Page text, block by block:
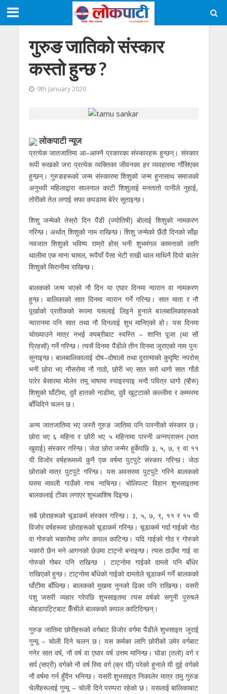
गुरुङ जातिको संस्कार
कस्ताे हुन्छ ?
9th January 2020
लाेकपाटी न्यूज
प्रत्येक जातजातिमा आ–आफ्नै प्रकारका संस्कारहरू हुन्छन्। संस्कार
रूपी रूखको जरा प्रत्येक व्यक्तिका जीवनका हर व्यवहारमा गाँसिएका
हुन्छन्। गुरुङहरूको जन्म संस्कारमा शिशुको जन्म हुनासाथ समाजको
अनुभवी महिलाद्वारा सालनाल काटी शिशुलाई मनतातो पानीले नुहाई,
तोरीको तेल लगाई सफा कपडामा बेरेर सुताइन्छ।
शिशु जन्मेको तेस्रो दिन पैंडी (ज्योतिषी) बोलाई शिशुको नामकरण
गरिन्छ। अर्थात् शिशुको नाम राखिन्छ। शिशु जन्मेको छैंठौ दिनको साँझ
नवजात शिशुको भविष्य राम्रो होस् भनी शुभमंगल कामनाको लागि
थालीमा एक माना चामल, रूपैयाँ पैसा भेटी राखी थाल माथिनै दियो बालेर
शिशुको सिरानीमा राखिन्छ।
बालकको जन्म भएको नौ दिन या एघार दिनमा न्वारान वा नामकरण
हुन्छ। बालिकाको सात दिनमा न्वारान गर्ने गरिन्छ। सात माता र नौ
पूर्खाको प्रतीकको रूपमा यसलाई लिइने हुनाले बालबालिकाहरूको
न्वारानमा पनि सात तथा नौ दिनलाई शुभ मानिएको हो। यस दिनमा
चोख्याउने मात्र नभई क्यब्रीबाट स्वस्ति – शान्ति पूजा (था सों
प्रिहसों) गर्ने गरिन्छ। त्यसै दिनमा पैंडीले तीन दिनमा जुराएको नाम पुनः
सुनाइन्छ। बालबालिकालाई दोष–दोषालो तथा दुरात्माको कुदृष्टि नपरोस्
भनी छोरा भए नौसरोमा नौ गाठो, छोरी भए सात सरो धागो सात गाँठो
पारेर बेसारमा मोलेर तमू भाषामा स्याइस्याइ भन्दै पवित्र धागो (प्हैरू)
शिशुको घाँटीमा, दुवै हातको नाडीमा, दुवै खुट्टाको कल्लीमा र कम्मरमा
बाँधिदिने चलन छ।
अन्य जातजातिमा भए जस्तै गुरुङ जातिमा पनि पास्नीको संस्कार छ।
छोरा भए ६ महिना र छोरी भए ५ महिनामा पास्नी अन्नप्रासन (भात
खुवाई) संस्कार गरिन्छ। जेठा छोरा जन्मेर हुर्केपछि ३, ५, ७, ९ वा ११
यी विजोर वर्षहरूमध्ये कुनै एक वर्षमा पुटपुटे संस्कार गरिन्छ। जेठा
छोराको मात्र पुटपुटे गरिन्छ। यस अवसरमा पुटपुटे गरिने बालकको
घरमा मावली गाउँको नाच नाचिन्छ। भोलिपल्ट विहान शुभसाइतमा
बालकलाई टीका लगाएर शुभआशिष दिइन्छ।
सबै छोराहरूको चूडाकर्म संस्कार गरिन्छ। ३, ५, ७, ९, ११ र १५ यी
विजोर वर्षहरूमा छोराहरूको चूडाकर्म गरिन्छ। चूडाकर्म गर्दा गाईको गोठ
वा गोरुको भकारोमा लगेर कपाल काटिन्छ। यदि गाईको गोठ र गोरुको
भकारो छैन भने आगनको छेउमा टाट्नो बनाइन्छ। त्यस ठाउँमा गाई वा
गोरुको गोबर पनि राखिन्छ । टाट्नोमा गाईको दाम्लो पनि बाँधेर
राखिएको हुन्छ। टाट्नोमा बाँधेको गाईको दाम्लोले चूडाकर्म गर्ने बालकको
घाँटीमा बाँधिन्छ। बालकको मुखमा नुनको ढिका पनि राखिन्छ। यसरी
पशु जसरी व्यहार गरेपछि शुभसाइतमा त्यस वर्षको सगुनी पुरुषले
मोहडापट्टिबाट कैँचीले बालकको कपाल काटिदिन्छन्।
गुरुङ जातिमा छोरीहरूको वर्गबाट विजोर वर्गमा पैंडीले शुभसाइत जुराई
गुन्यू – चोली दिने चलन छ। यस कर्मका लागि छोरीको उमेर वर्गबाट
गनेर सात वर्ष, नौ वर्ष वा एघार वर्ष उत्तम मानिन्छ। घोडा (तलो) वर्ग र
सर्प (सप्री) वर्गको नौ वर्ष रिमा वर्ग (क्र घीं) परेको हुनाले यी दुई वर्गको
नौ वर्षमा गर्न हुँदैन भनिन्छ। यसरी शुभसाइत निकालेर मात्र तमु गुरुङ
चेलीहरूलाई गुन्यू – चोली दिने परम्परा रहेको छ। यसलाई बालिकाबाट